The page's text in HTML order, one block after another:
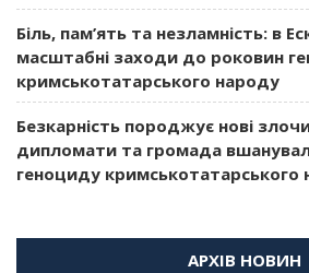
Біль, пам’ять та незламність: в
масштабні заходи до роковин
кримськотатарського народу
Безкарність породжує нові
дипломати та громада
геноциду кримськотатарського
АРХІВ НОВИН